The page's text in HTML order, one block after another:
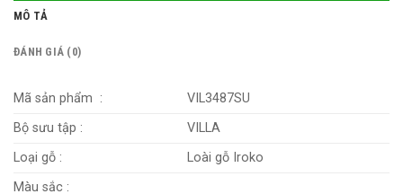
MÔ TẢ
ĐÁNH GIÁ (0)
Mã sản phẩm :
VIL3487SU
Bộ sưu tập :
VILLA
Loại gỗ :
Loài gỗ Iroko
Màu sắc :